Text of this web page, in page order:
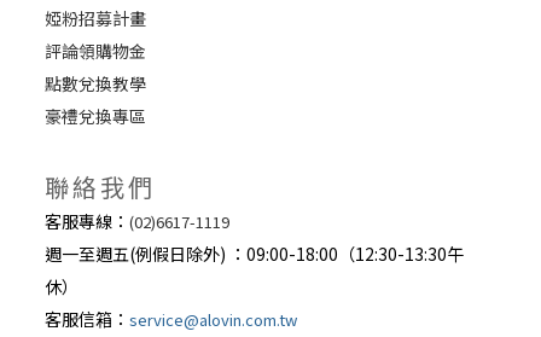
婭粉招募計畫
評論領購物金
點數兌換教學
豪禮兌換專區
聯絡我們
客服專線： (02)6617-1119
週一至週五(例假日除外) ：09:00-18:00（12:30-13:30午
休）
客服信箱： service@alovin.com.tw